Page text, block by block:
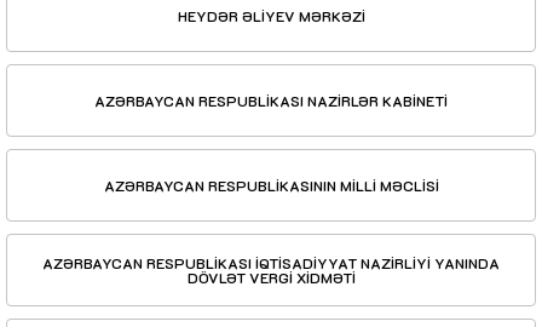
HEYDƏR ƏLİYEV MƏRKƏZİ
AZƏRBAYCAN RESPUBLİKASI NAZİRLƏR KABİNETİ
AZƏRBAYCAN RESPUBLİKASININ MİLLİ MƏCLİSİ
AZƏRBAYCAN RESPUBLİKASI İQTİSADİYYAT NAZİRLİYİ YANINDA
DÖVLƏT VERGİ XİDMƏTİ